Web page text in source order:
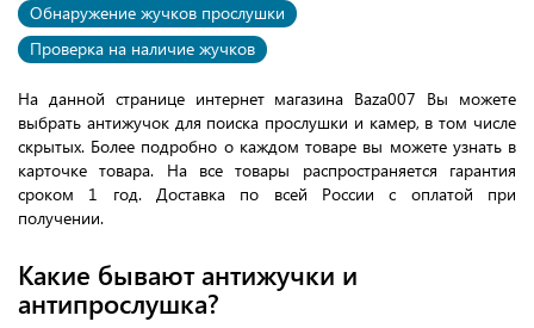
Обнаружение жучков прослушки
Проверка на наличие жучков
На данной странице интернет магазина Baza007 Вы можете
выбрать антижучок для поиска прослушки и камер, в том числе
скрытых. Более подробно о каждом товаре вы можете узнать в
карточке товара. На все товары распространяется гарантия
сроком 1 год. Доставка по всей России с оплатой при
получении.
Какие бывают антижучки и
антипрослушка?